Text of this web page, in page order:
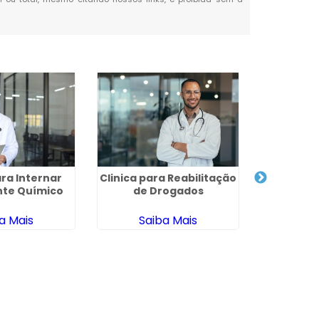
Internar
Químico
Mais
Clinica para Reabilitação
de Drogados
Saiba Mais